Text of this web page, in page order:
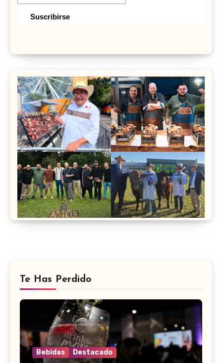
Te Has Perdido
Bebidas Destacado